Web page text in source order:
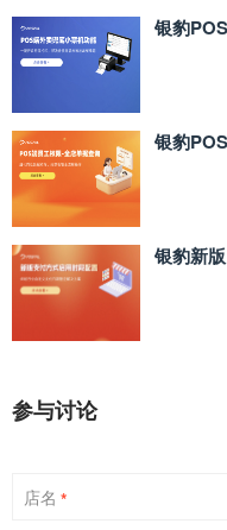
银豹
银豹
银豹新
参与讨论
店名 *